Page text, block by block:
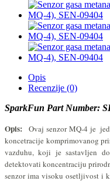
Opis
Recenzije (0)
SparkFun Part Number:
Opis:Ovaj senzorMQ-4 je
koncetracije komprimovanog
vazduhu, koji je sastavljen
detektovati koncentraciju
senzor ima visoku osetljivost i